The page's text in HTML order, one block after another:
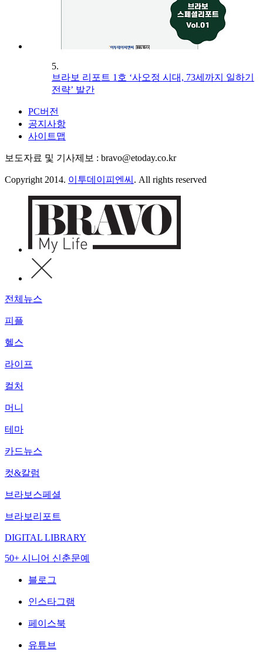
5.
브라보 리포트 1호 ‘사오정 시대, 73세까지 일하기
전략’ 발간
PC버전
공지사항
사이트맵
보도자료 및 기사제보 : bravo@etoday.co.kr
Copyright 2014. 이투데이피엔씨 . All rights reserved
전체뉴스
피플
헬스
라이프
컬처
머니
테마
카드뉴스
컷&칼럼
브라보스페셜
브라보리포트
DIGITAL LIBRARY
50+ 시니어 신춘문예
블로그
인스타그램
페이스북
유튜브